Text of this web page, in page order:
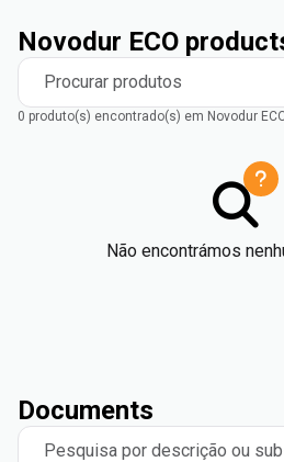
Novodur ECO
Procurar produtos
0 produto(s) encontrado(s) em Novodur
Não encontrámos
Documents
Pesquisa por descrição ou